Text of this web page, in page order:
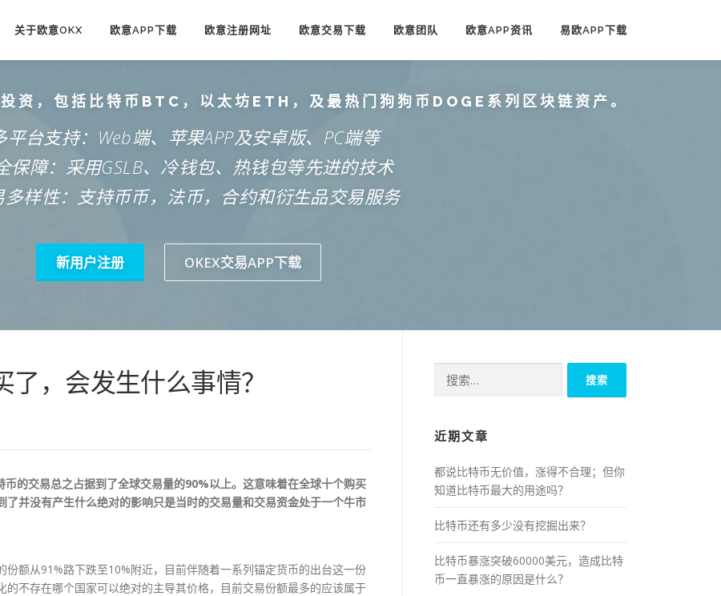
关于欧意OKX 欧意APP下载 欧意注册网址 欧意交易下载 欧意团队 欧意APP资讯 易欧APP下载
资，包括比特币BTC，以太坊ETH，及最热门狗狗币DOGE系列区块链资产。
平台支持：Web端、苹果APP及安卓版、PC端等
保障：采用GSLB、冷钱包、热钱包等先进的技术
多样性：支持币币，法币，合约和衍生品交易服务
新用户注册 OKEX交易APP下载
，会发生什么事情？
的交易总之占据到了全球交易量的90%以上。这意味着在全球十个购买
并没有产生什么绝对的影响只是当时的交易量和交易资金处于一个牛市
额从91%路下跌至10%附近，目前伴随着一系列锚定货币的出台这一份
不存在哪个国家可以绝对的主导其价格，目前交易份额最多的应该属于
索：
近期文章
都说比特币无价值，涨得不合理；但你
知道比特币最大的用途吗？
比特币还有多少没有挖掘出来？
比特币暴涨突破60000美元，造成比特
币一直暴涨的原因是什么？